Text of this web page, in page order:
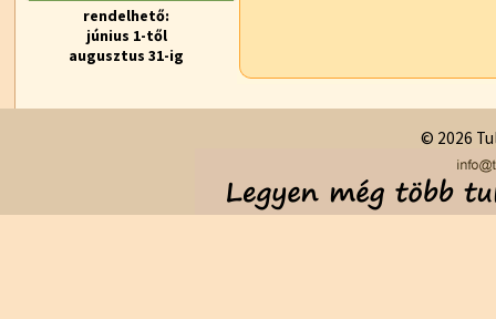
rendelhető:
június 1-től
augusztus 31-ig
© 2026